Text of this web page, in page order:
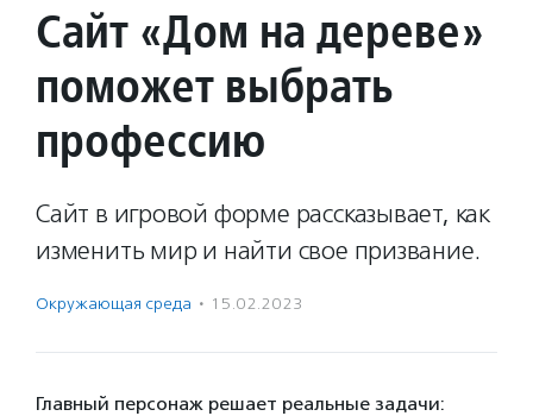
Сайт «Дом на дереве»
поможет выбрать
профессию
Сайт в игровой форме рассказывает, как
изменить мир и найти свое призвание.
Окружающая среда · 15.02.2023
Главный персонаж решает реальные задачи: